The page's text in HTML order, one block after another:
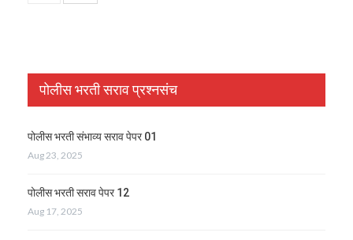
पोलीस भरती सराव प्रश्नसंच
पोलीस भरती संभाव्य सराव पेपर 01
Aug 23, 2025
पोलीस भरती सराव पेपर 12
Aug 17, 2025